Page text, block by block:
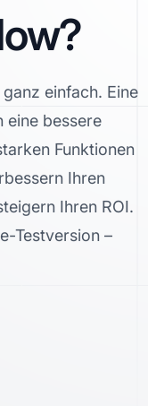
einfach. Eine
eine bessere
Funktionen
Ihren
Ihren ROI.
Testversion –